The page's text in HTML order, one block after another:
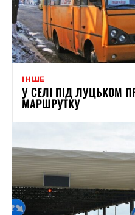
ІНШЕ
У СЕЛІ ПІД ЛУЦЬКОМ
МАРШРУТКУ